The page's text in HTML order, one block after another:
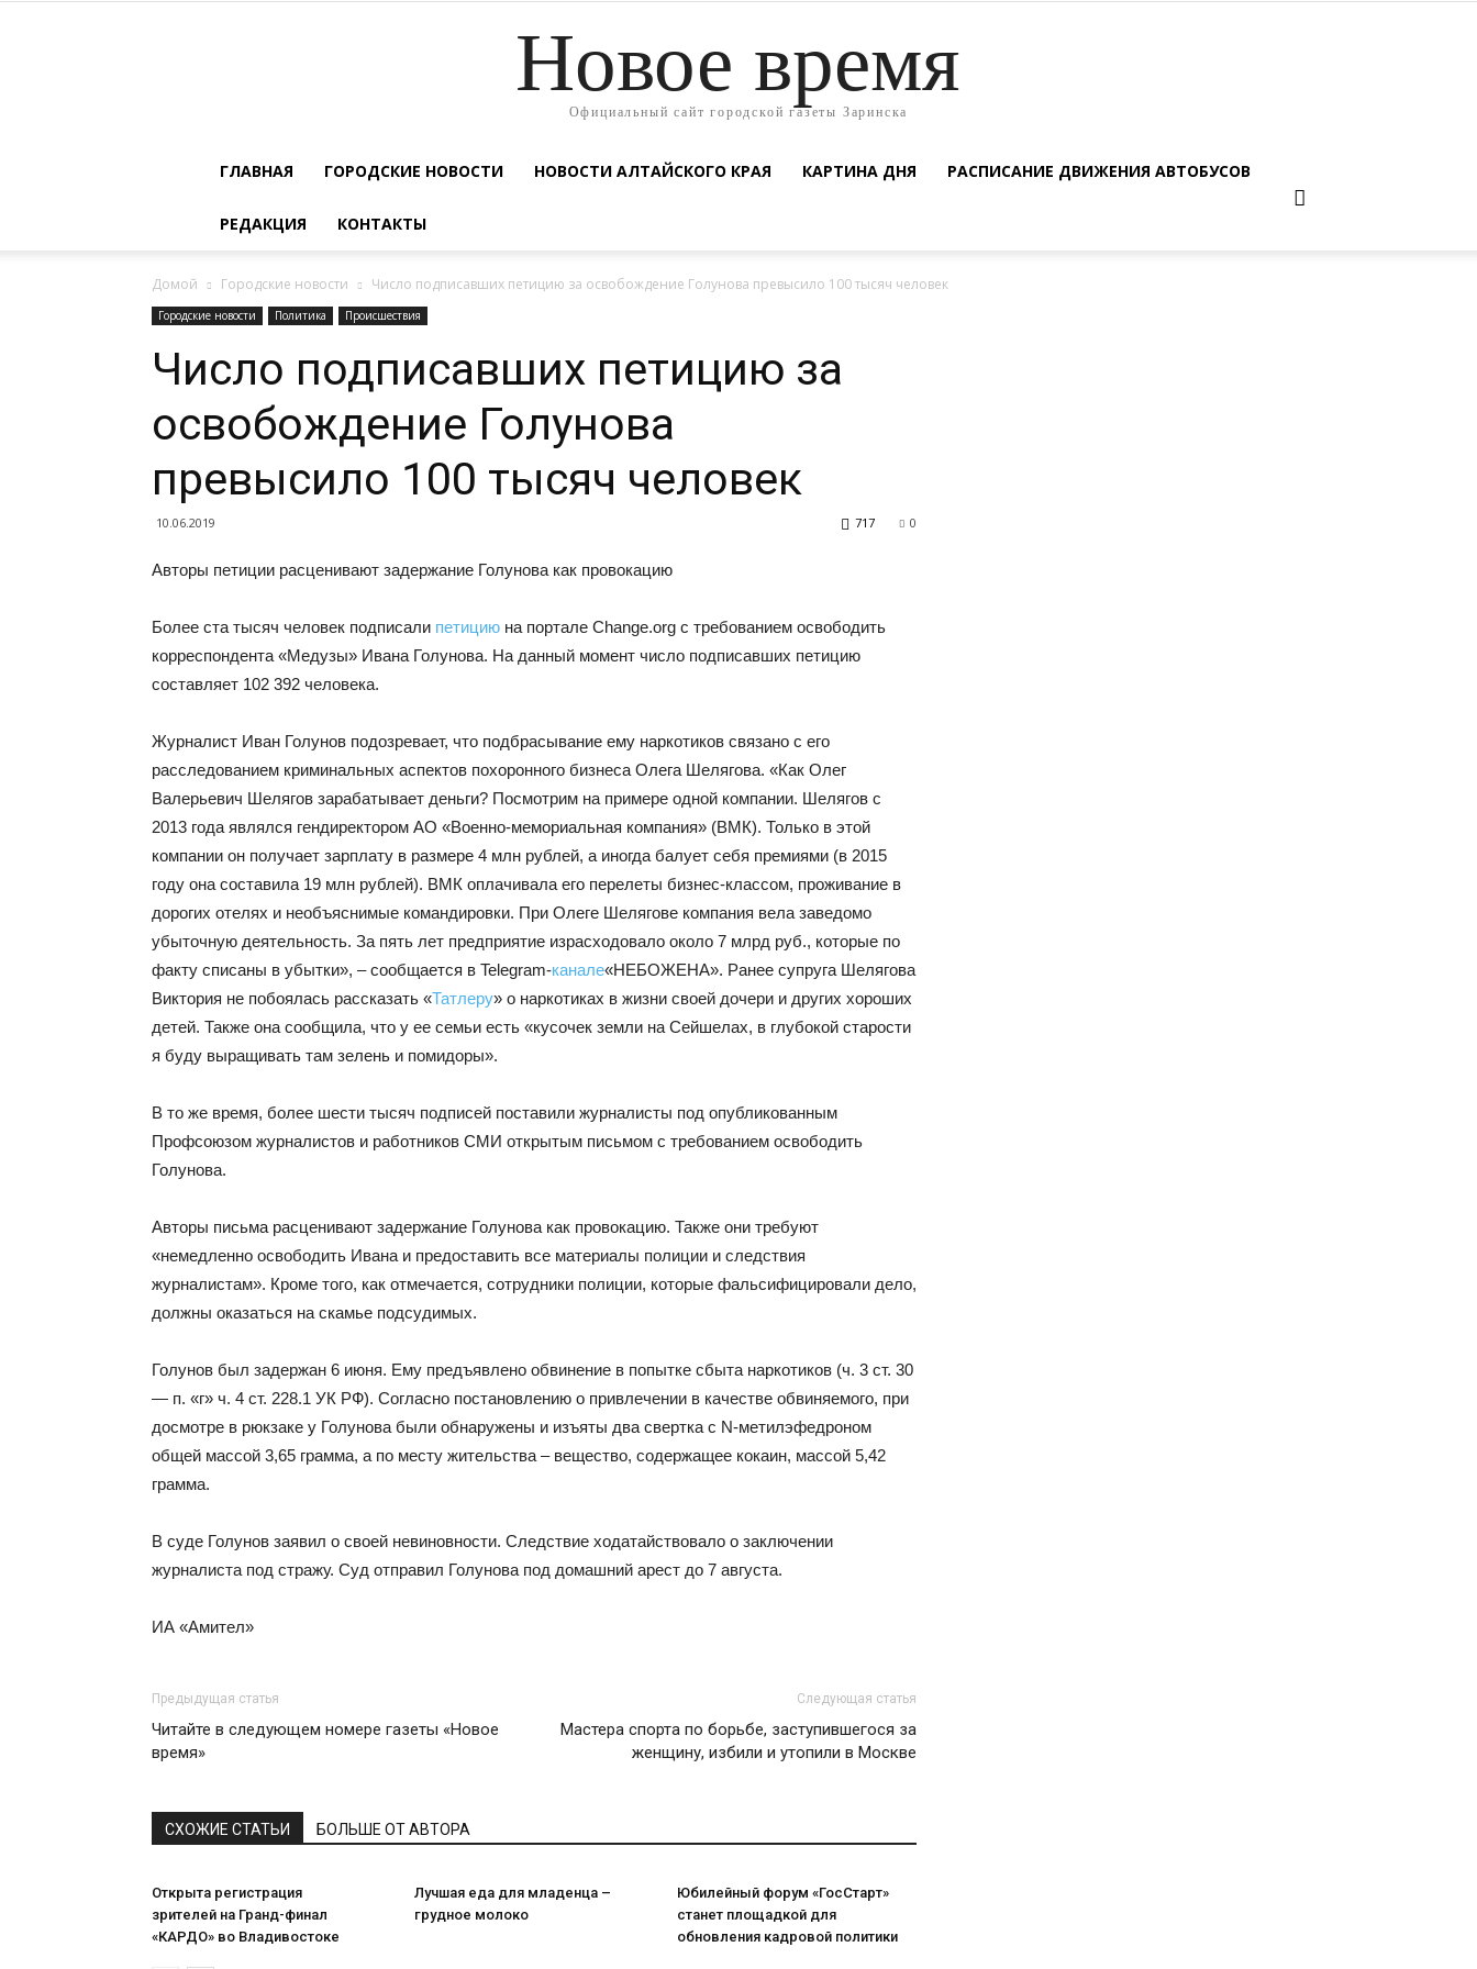
Новое время
Официальный сайт городской газеты Заринска
ГЛАВНАЯ ГОРОДСКИЕ НОВОСТИ НОВОСТИ АЛТАЙСКОГО КРАЯ КАРТИНА ДНЯ РАСПИСАНИЕ ДВИЖЕНИЯ АВТОБУСОВ
РЕДАКЦИЯ КОНТАКТЫ
Домой Городские новости Число подписавших петицию за освобождение Голунова превысило 100 тысяч человек
Городские новости Политика Происшествия
Число подписавших петицию за
освобождение Голунова
превысило 100 тысяч человек
10.06.2019 0
717
Авторы петиции расценивают задержание Голунова как провокацию
Более ста тысяч человек подписали петицию на портале Change.org с требованием освободить
корреспондента «Медузы» Ивана Голунова. На данный момент число подписавших петицию
составляет 102 392 человека.
Журналист Иван Голунов подозревает, что подбрасывание ему наркотиков связано с его
расследованием криминальных аспектов похоронного бизнеса Олега Шелягова. «Как Олег
Валерьевич Шелягов зарабатывает деньги? Посмотрим на примере одной компании. Шелягов с
2013 года являлся гендиректором АО «Военно-мемориальная компания» (ВМК). Только в этой
компании он получает зарплату в размере 4 млн рублей, а иногда балует себя премиями (в 2015
году она составила 19 млн рублей). ВМК оплачивала его перелеты бизнес-классом, проживание в
дорогих отелях и необъяснимые командировки. При Олеге Шелягове компания вела заведомо
убыточную деятельность. За пять лет предприятие израсходовало около 7 млрд руб., которые по
факту списаны в убытки», – сообщается в Telegram-канале«НЕБОЖЕНА». Ранее супруга Шелягова
Виктория не побоялась рассказать «Татлеру» о наркотиках в жизни своей дочери и других хороших
детей. Также она сообщила, что у ее семьи есть «кусочек земли на Сейшелах, в глубокой старости
я буду выращивать там зелень и помидоры».
В то же время, более шести тысяч подписей поставили журналисты под опубликованным
Профсоюзом журналистов и работников СМИ открытым письмом с требованием освободить
Голунова.
Авторы письма расценивают задержание Голунова как провокацию. Также они требуют
«немедленно освободить Ивана и предоставить все материалы полиции и следствия
журналистам». Кроме того, как отмечается, сотрудники полиции, которые фальсифицировали дело,
должны оказаться на скамье подсудимых.
Голунов был задержан 6 июня. Ему предъявлено обвинение в попытке сбыта наркотиков (ч. 3 ст. 30
— п. «г» ч. 4 ст. 228.1 УК РФ). Согласно постановлению о привлечении в качестве обвиняемого, при
досмотре в рюкзаке у Голунова были обнаружены и изъяты два свертка с N-метилэфедроном
общей массой 3,65 грамма, а по месту жительства – вещество, содержащее кокаин, массой 5,42
грамма.
В суде Голунов заявил о своей невиновности. Следствие ходатайствовало о заключении
журналиста под стражу. Суд отправил Голунова под домашний арест до 7 августа.
ИА «Амител»
Предыдущая статья
Читайте в следующем номере газеты «Новое
время»
Следующая статья
Мастера спорта по борьбе, заступившегося за
женщину, избили и утопили в Москве
СХОЖИЕ СТАТЬИ БОЛЬШЕ ОТ АВТОРА
Открыта регистрация
зрителей на Гранд-финал
«КАРДО» во Владивостоке
Лучшая еда для младенца –
грудное молоко
Юбилейный форум «ГосСтарт»
станет площадкой для
обновления кадровой политики